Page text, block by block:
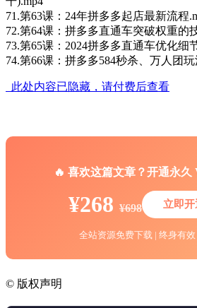
71.第63课：24年拼多多起店最新流程
72.第64课：拼多多直通车突破权重的
73.第65课：2024拼多多直通车优化细
74.第66课：拼多多584秒杀、万人团玩
此处内容已隐藏，请付费后查看
🔥 喜欢这篇文章？开通永久
¥268 ¥698 立即
全站资源免费下载 | 终身有
© 版权声明